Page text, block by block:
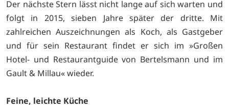
Der nächste Stern lässt nicht lange auf sich warten und
folgt in 2015, sieben Jahre später der dritte. Mit
zahlreichen Auszeichnungen als Koch, als Gastgeber
und für sein Restaurant findet er sich im »Großen
Hotel- und Restaurantguide von Bertelsmann und im
Gault & Millau« wieder.
Feine, leichte Küche